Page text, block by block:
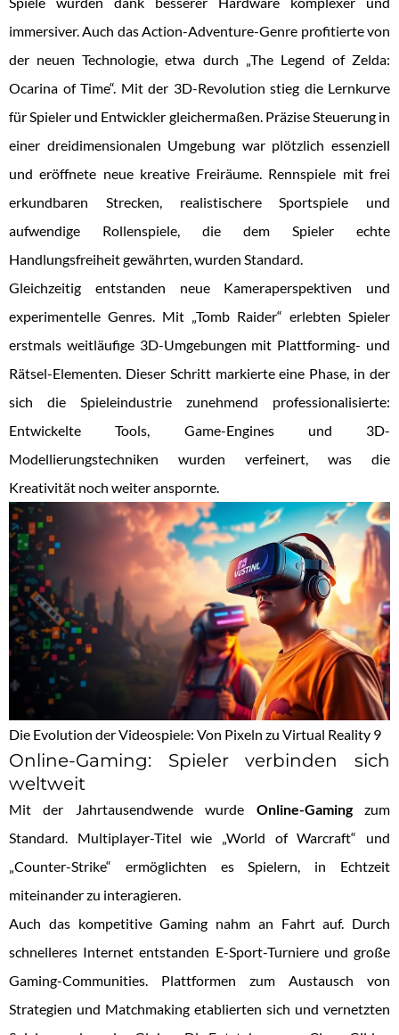
immersiver. Auch das Action-Adventure-Genre profitierte von
der neuen Technologie, etwa durch „The Legend of Zelda:
Ocarina of Time“. Mit der 3D-Revolution stieg die Lernkurve
für Spieler und Entwickler gleichermaßen. Präzise Steuerung in
einer dreidimensionalen Umgebung war plötzlich essenziell
und eröffnete neue kreative Freiräume. Rennspiele mit frei
erkundbaren Strecken, realistischere Sportspiele und
aufwendige Rollenspiele, die dem Spieler echte
Handlungsfreiheit gewährten, wurden Standard.
Gleichzeitig entstanden neue Kameraperspektiven und
experimentelle Genres. Mit „Tomb Raider“ erlebten Spieler
erstmals weitläufige 3D-Umgebungen mit Plattforming- und
Rätsel-Elementen. Dieser Schritt markierte eine Phase, in der
sich die Spieleindustrie zunehmend professionalisierte:
Entwickelte Tools, Game-Engines und 3D-
Modellierungstechniken wurden verfeinert, was die
Kreativität noch weiter anspornte.
Die Evolution der Videospiele: Von Pixeln zu Virtual Reality 9
Online-Gaming: Spieler verbinden sich
weltweit
Mit der Jahrtausendwende wurde Online-Gamingzum
Standard. Multiplayer-Titel wie „World of Warcraft“ und
„Counter-Strike“ ermöglichten es Spielern, in Echtzeit
miteinander zu interagieren.
Auch das kompetitive Gaming nahm an Fahrt auf. Durch
schnelleres Internet entstanden E-Sport-Turniere und große
Gaming-Communities. Plattformen zum Austausch von
Strategien und Matchmaking etablierten sich und vernetzten